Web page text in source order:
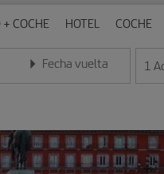
+ COCHE HOTEL COCHE
en formato día/mes/año
Fecha vuelta
Introduce la fecha en 1